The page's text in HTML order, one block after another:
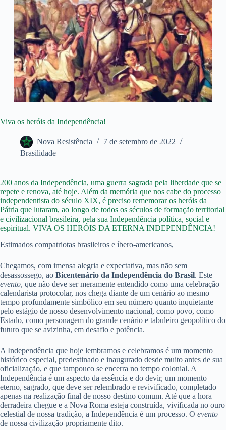
Viva os heróis da Independência!
Nova Resistência
7 de setembro de 2022
Brasilidade
200 anos da Independência, uma guerra sagrada pela liberdade que se
repete e renova, até hoje. Além da memória que nos cabe do processo
independentista do século XIX, é preciso rememorar os heróis da
Pátria que lutaram, ao longo de todos os séculos de formação territorial
e civilizacional brasileira, pela sua Independência política, social e
espiritual. VIVA OS HERÓIS DA ETERNA INDEPENDÊNCIA!
Estimados compatriotas brasileiros e íbero-americanos,
Chegamos, com imensa alegria e expectativa, mas não sem
desassossego, ao Bicentenário da Independência do Brasil. Este
evento, que não deve ser meramente entendido como uma celebração
calendarista protocolar, nos chega diante de um cenário ao mesmo
tempo profundamente simbólico em seu número quanto inquietante
pelo estágio de nosso desenvolvimento nacional, como povo, como
Estado, como personagem do grande cenário e tabuleiro geopolítico do
futuro que se avizinha, em desafio e potência.
A Independência que hoje lembramos e celebramos é um momento
histórico especial, predestinado e inaugurado desde muito antes de sua
oficialização, e que tampouco se encerra no tempo colonial. A
Independência é um aspecto da essência e do devir, um momento
eterno, sagrado, que deve ser relembrado e revivificado, completado
apenas na realização final de nosso destino comum. Até que a hora
derradeira chegue e a Nova Roma esteja construída, vivificada no ouro
celestial de nossa tradição, a Independência é um processo. O evento
de nossa civilização propriamente dito.